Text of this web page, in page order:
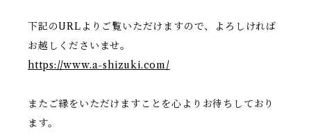
下記のURLよりご覧いただけますので、よろしければ
お越しくださいませ。
https://www.a-shizuki.com/
またご縁をいただけますことを心よりお待ちしており
ます。